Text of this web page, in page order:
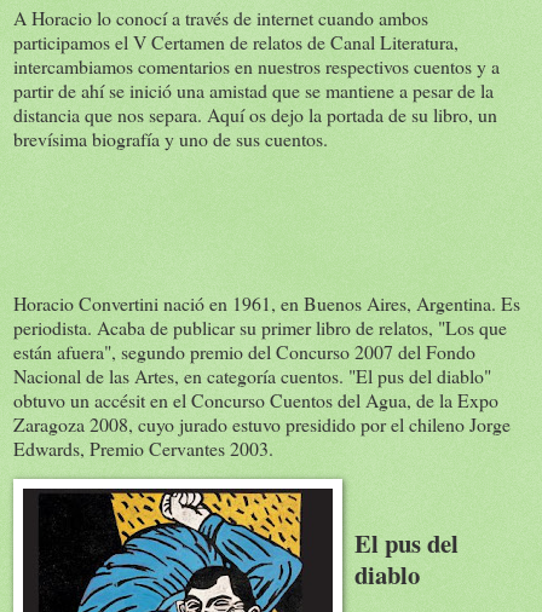
A Horacio lo conocí a través de internet cuando ambos
participamos el V Certamen de relatos de Canal Literatura,
intercambiamos comentarios en nuestros respectivos cuentos y a
partir de ahí se inició una amistad que se mantiene a pesar de la
distancia que nos separa. Aquí os dejo la portada de su libro, un
brevísima biografía y uno de sus cuentos.
Horacio Convertini nació en 1961, en Buenos Aires, Argentina. Es
periodista. Acaba de publicar su primer libro de relatos, "Los que
están afuera", segundo premio del Concurso 2007 del Fondo
Nacional de las Artes, en categoría cuentos. "El pus del diablo"
obtuvo un accésit en el Concurso Cuentos del Agua, de la Expo
Zaragoza 2008, cuyo jurado estuvo presidido por el chileno Jorge
Edwards, Premio Cervantes 2003.
El pus del
diablo